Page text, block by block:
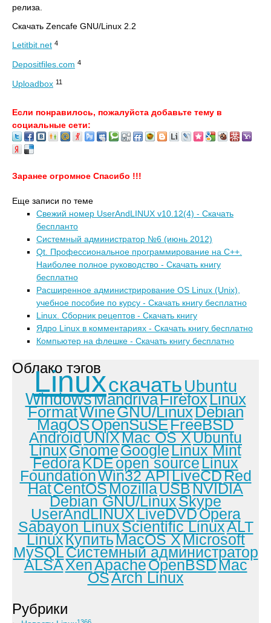
релиза.
Скачать Zencafe GNU/Linux 2.2
Letitbit.net 4
Depositfiles.com 4
Uploadbox 11
Если понравилось, пожалуйста добавьте тему в
социальные сети:
Заранее огромное Спасибо !!!
Еще записи по теме
Свежий номер UserAndLINUX v10.12(4) - Скачать
беспланто
Системный администратор №6 (июнь 2012)
Qt. Профессиональное программирование на C++.
Наиболее полное руководство - Скачать книгу
бесплатно
Расширенное администрирование OS Linux (Unix),
учебное пособие по курсу - Скачать книгу бесплатно
Linux. Сборник рецептов - Скачать книгу
Ядро Linux в комментариях - Скачать книгу бесплатно
Компьютер на флешке - Скачать книгу бесплатно
Облако тэгов
Linuxскачать Ubuntu
WindowsMandrivaFirefoxLinux
FormatWineGNU/LinuxDebian
MagOSOpenSuSEFreeBSD
AndroidUNIXMac OS XUbuntu
LinuxGnomeGoogleLinux Mint
FedoraKDEopen sourceLinux
FoundationWin32 APILiveCDRed
HatCentOSMozillaUSBNVIDIA
Debian GNU/LinuxSkype
UserAndLINUXLiveDVDOpera
Sabayon LinuxScientific LinuxALT
LinuxКупитьMacOS XMicrosoft
MySQLСистемный администратор
ALSAXenApacheOpenBSDMac
OSArch Linux
Рубрики
1366